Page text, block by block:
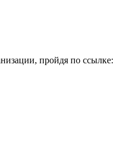
пройдя по ссылке: